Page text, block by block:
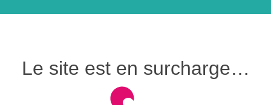
Le site est en surcharge…